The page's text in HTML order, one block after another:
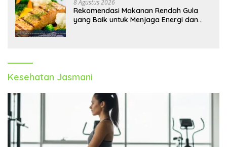
8 Agustus 2026
Rekomendasi Makanan Rendah Gula
yang Baik untuk Menjaga Energi dan
Kesehatan Jasmani